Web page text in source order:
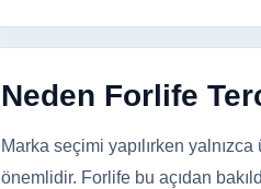
Neden Forlife
Marka seçimi yapılırken
önemlidir. Forlife bu açıdan